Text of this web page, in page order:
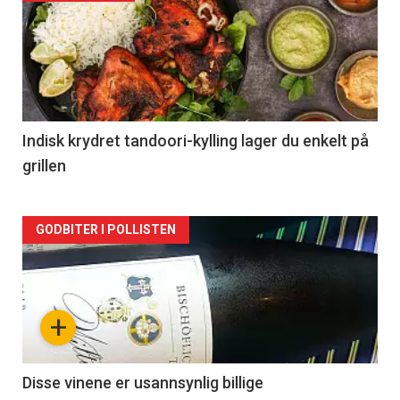
akkurat
nå
-
2
Indisk krydret tandoori-kylling lager du enkelt på
grillen
Forsiden
akkurat
nå
3
+
GODBITER I POLLISTEN
Disse vinene er usannsynlig billige